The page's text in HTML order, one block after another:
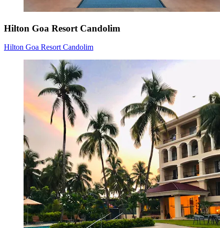
Hilton Goa Resort Candolim
Hilton Goa Resort Candolim